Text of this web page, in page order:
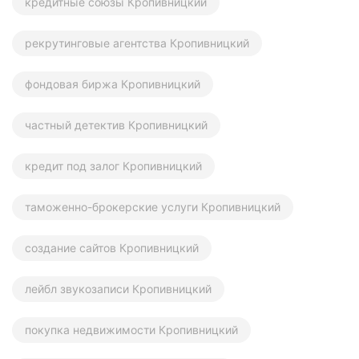
рекрутинговые агентства Кропивницкий
фондовая биржа Кропивницкий
частный детектив Кропивницкий
кредит под залог Кропивницкий
таможенно-брокерские услуги Кропивницкий
создание сайтов Кропивницкий
лейбл звукозаписи Кропивницкий
покупка недвижимости Кропивницкий